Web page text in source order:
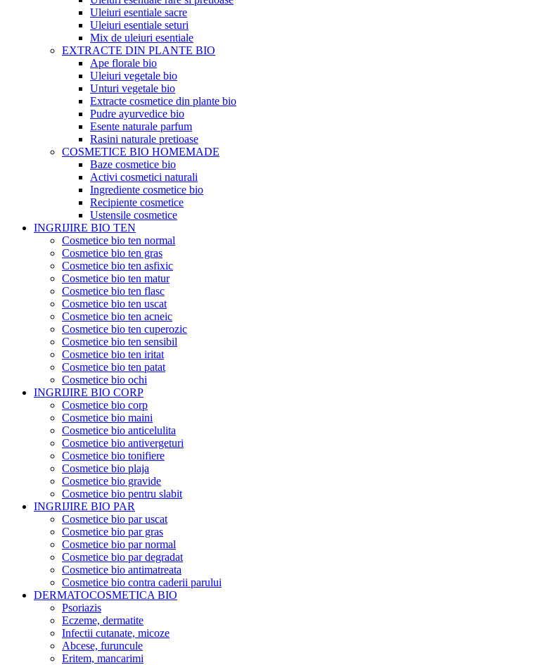
Uleiuri esentiale sacre
Uleiuri esentiale seturi
Mix de uleiuri esentiale
EXTRACTE DIN PLANTE BIO
Ape florale bio
Uleiuri vegetale bio
Unturi vegetale bio
Extracte cosmetice din plante bio
Pudre ayurvedice bio
Esente naturale parfum
Rasini naturale pretioase
COSMETICE BIO HOMEMADE
Baze cosmetice bio
Activi cosmetici naturali
Ingrediente cosmetice bio
Recipiente cosmetice
Ustensile cosmetice
INGRIJIRE BIO TEN
Cosmetice bio ten normal
Cosmetice bio ten gras
Cosmetice bio ten asfixic
Cosmetice bio ten matur
Cosmetice bio ten flasc
Cosmetice bio ten uscat
Cosmetice bio ten acneic
Cosmetice bio ten cuperozic
Cosmetice bio ten sensibil
Cosmetice bio ten iritat
Cosmetice bio ten patat
Cosmetice bio ochi
INGRIJIRE BIO CORP
Cosmetice bio corp
Cosmetice bio maini
Cosmetice bio anticelulita
Cosmetice bio antivergeturi
Cosmetice bio tonifiere
Cosmetice bio plaja
Cosmetice bio gravide
Cosmetice bio pentru slabit
INGRIJIRE BIO PAR
Cosmetice bio par uscat
Cosmetice bio par gras
Cosmetice bio par normal
Cosmetice bio par degradat
Cosmetice bio antimatreata
Cosmetice bio contra caderii parului
DERMATOCOSMETICA BIO
Psoriazis
Eczeme, dermatite
Infectii cutanate, micoze
Abcese, furuncule
Eritem, mancarimi